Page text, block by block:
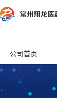
公司首页